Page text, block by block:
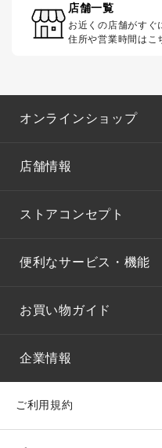
店舗一覧
お近くの店舗がすぐ
住所や営業時間はこ
オンラインショップ
店舗情報
ストアコンセプト
便利なサービス・機能
お買い物ガイド
企業情報
ご利用規約